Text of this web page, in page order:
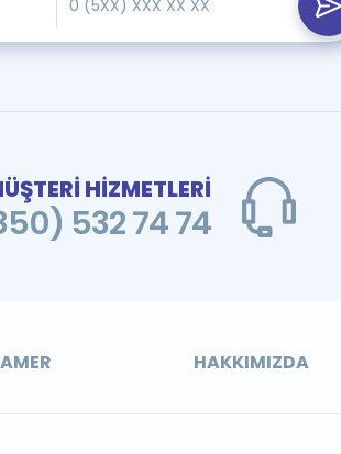
HİZMETLERİ
532 74 74
HAKKIMIZDA